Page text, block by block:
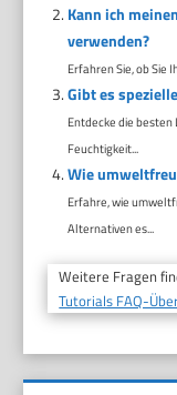
Kann ich
verwenden?
Erfahren Sie, ob Sie
Gibt es
Entdecke die
Feuchtigkeit...
Wie
Erfahre, wie
Alternativen es...
Weitere Fragen
Tutorials FAQ-